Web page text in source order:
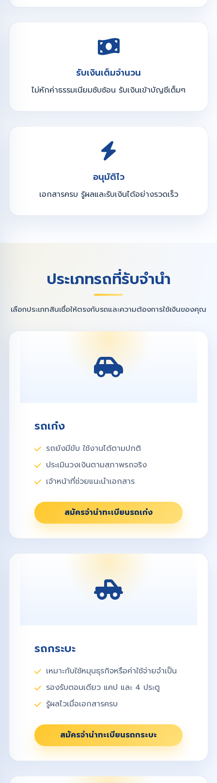
รับเงินเต็มจำนวน
ไม่หักค่าธรรมเนียมซับซ้อน รับเงินเข้าบัญชีเต็มๆ
อนุมัติไว
เอกสารครบ รู้ผลและรับเงินได้อย่างรวดเร็ว
ประเภทรถที่รับจำนำ
เลือกประเภทสินเชื่อให้ตรงกับรถและความต้องการใช้เงินของคุณ
รถเก๋ง
รถยังมีขับ ใช้งานได้ตามปกติ
ประเมินวงเงินตามสภาพรถจริง
เจ้าหน้าที่ช่วยแนะนำเอกสาร
สมัครจำนำทะเบียนรถเก๋ง
รถกระบะ
เหมาะกับใช้หมุนธุรกิจหรือค่าใช้จ่ายจำเป็น
รองรับตอนเดียว แคป และ 4 ประตู
รู้ผลไวเมื่อเอกสารครบ
สมัครจำนำทะเบียนรถกระบะ